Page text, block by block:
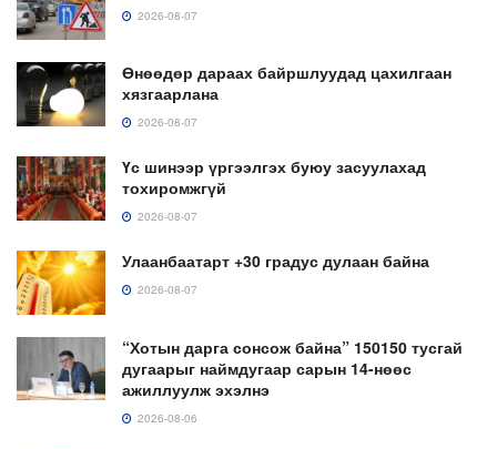
2026-08-07
Өнөөдөр дараах байршлуудад цахилгаан
хязгаарлана
2026-08-07
Үс шинээр үргээлгэх буюу засуулахад
тохиромжгүй
2026-08-07
Улаанбаатарт +30 градус дулаан байна
2026-08-07
“Хотын дарга сонсож байна” 150150 тусгай
дугаарыг наймдугаар сарын 14-нөөс
ажиллуулж эхэлнэ
2026-08-06